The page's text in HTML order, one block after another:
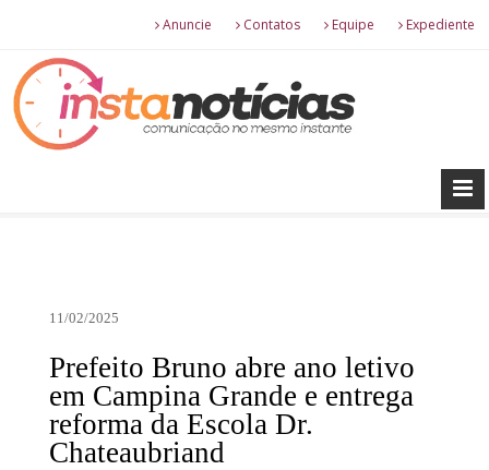
Anuncie Contatos Equipe Expediente
11/02/2025
Prefeito Bruno abre ano letivo
em Campina Grande e entrega
reforma da Escola Dr.
Chateaubriand